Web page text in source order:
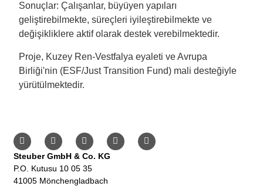
Sonuçlar: Çalışanlar, büyüyen yapıları
geliştirebilmekte, süreçleri iyileştirebilmekte ve
değişikliklere aktif olarak destek verebilmektedir.
Proje, Kuzey Ren-Vestfalya eyaleti ve Avrupa
Birliği'nin (ESF/Just Transition Fund) mali desteğiyle
yürütülmektedir.
Steuber GmbH & Co. KG
P.O. Kutusu 10 05 35
41005 Mönchengladbach